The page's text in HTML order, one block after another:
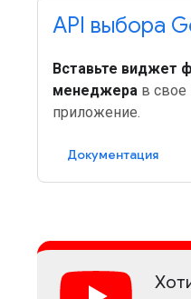
API выбора
Вставьте виджет
менеджера в свое
приложение.
Документация